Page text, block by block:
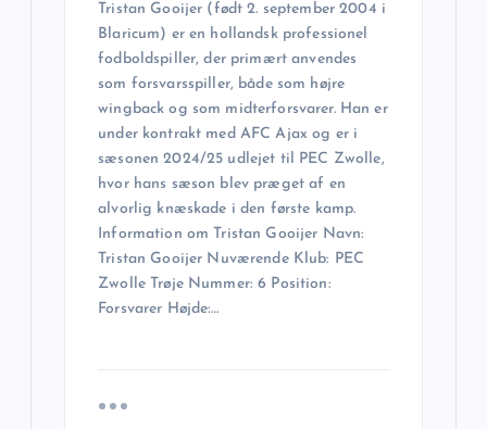
Tristan Gooijer (født 2. september 2004 i
Blaricum) er en hollandsk professionel
fodboldspiller, der primært anvendes
som forsvarsspiller, både som højre
wingback og som midterforsvarer. Han er
under kontrakt med AFC Ajax og er i
sæsonen 2024/25 udlejet til PEC Zwolle,
hvor hans sæson blev præget af en
alvorlig knæskade i den første kamp.
Information om Tristan Gooijer Navn:
Tristan Gooijer Nuværende Klub: PEC
Zwolle Trøje Nummer: 6 Position:
Forsvarer Højde:…